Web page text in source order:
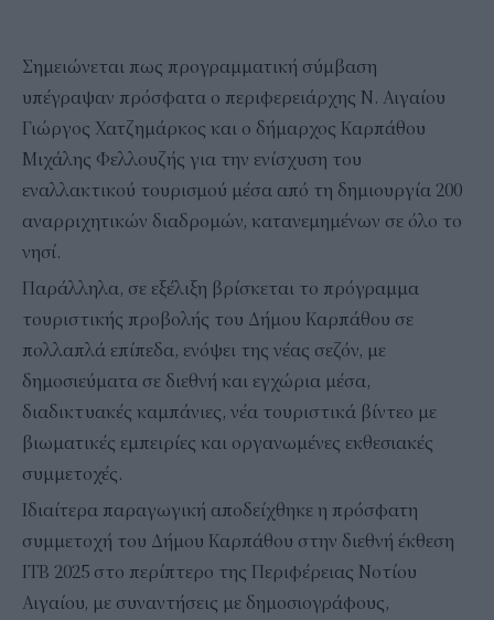
Σημειώνεται πως προγραμματική σύμβαση
υπέγραψαν πρόσφατα ο περιφερειάρχης Ν. Αιγαίου
Γιώργος Χατζημάρκος και ο δήμαρχος Καρπάθου
Μιχάλης Φελλουζής για την ενίσχυση του
εναλλακτικού τουρισμού μέσα από τη δημιουργία 200
αναρριχητικών διαδρομών, κατανεμημένων σε όλο το
νησί.
Παράλληλα, σε εξέλιξη βρίσκεται το πρόγραμμα
τουριστικής προβολής του Δήμου Καρπάθου σε
πολλαπλά επίπεδα, ενόψει της νέας σεζόν, με
δημοσιεύματα σε διεθνή και εγχώρια μέσα,
διαδικτυακές καμπάνιες, νέα τουριστικά βίντεο με
βιωματικές εμπειρίες και οργανωμένες εκθεσιακές
συμμετοχές.
Ιδιαίτερα παραγωγική αποδείχθηκε η πρόσφατη
συμμετοχή του Δήμου Καρπάθου στην διεθνή έκθεση
ITB 2025 στο περίπτερο της Περιφέρειας Νοτίου
Αιγαίου, με συναντήσεις με δημοσιογράφους,